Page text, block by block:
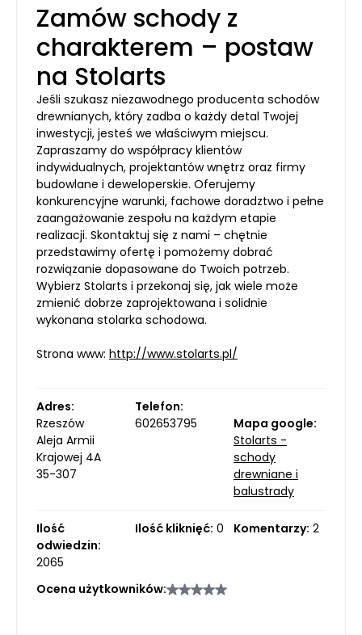
Zamów schody z
charakterem – postaw
na Stolarts
Jeśli szukasz niezawodnego producenta schodów
drewnianych, który zadba o każdy detal Twojej
inwestycji, jesteś we właściwym miejscu.
Zapraszamy do współpracy klientów
indywidualnych, projektantów wnętrz oraz firmy
budowlane i deweloperskie. Oferujemy
konkurencyjne warunki, fachowe doradztwo i pełne
zaangażowanie zespołu na każdym etapie
realizacji. Skontaktuj się z nami – chętnie
przedstawimy ofertę i pomożemy dobrać
rozwiązanie dopasowane do Twoich potrzeb.
Wybierz Stolarts i przekonaj się, jak wiele może
zmienić dobrze zaprojektowana i solidnie
wykonana stolarka schodowa.
Strona www: http://www.stolarts.pl/
Adres:
Rzeszów
Aleja Armii
Krajowej 4A
35-307
Telefon:
602653795
Mapa google:
Stolarts -
schody
drewniane i
balustrady
Ilość
odwiedzin:
2065
Ilość kliknięć: 0 Komentarzy: 2
Ocena użytkowników: